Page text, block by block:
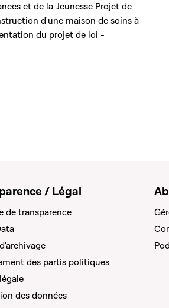
et de la Jeunesse Projet de
d'une maison de soins à
du projet de loi -
/ Légal
de transparence
des partis politiques
des données